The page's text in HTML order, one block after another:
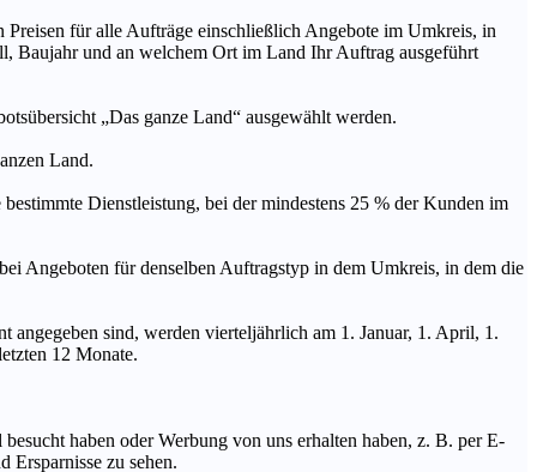
für alle Aufträge einschließlich Angebote im Umkreis, in
Baujahr und an welchem Ort im Land Ihr Auftrag ausgeführt
„Das ganze Land“ ausgewählt werden.
Land.
Dienstleistung, bei der mindestens 25 % der Kunden im
Angeboten für denselben Auftragstyp in dem Umkreis, in dem die
angegeben sind, werden vierteljährlich am 1. Januar, 1. April, 1.
12 Monate.
haben oder Werbung von uns erhalten haben, z. B. per E-
Ersparnisse zu sehen.